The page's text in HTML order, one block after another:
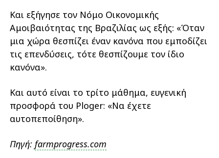
Και εξήγησε τον Νόμο Οικονομικής
Αμοιβαιότητας της Βραζιλίας ως εξής: «Όταν
μια χώρα θεσπίζει έναν κανόνα που εμποδίζει
τις επενδύσεις, τότε θεσπίζουμε τον ίδιο
κανόνα».
Και αυτό είναι το τρίτο μάθημα, ευγενική
προσφορά του Ploger: «Να έχετε
αυτοπεποίθηση».
Πηγή: farmprogress.com